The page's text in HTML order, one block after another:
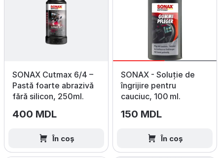
SONAX Cutmax 6/4 –
Pastă foarte abrazivă
fără silicon, 250ml.
400 MDL
În coș
SONAX - Soluție de
îngrijire pentru
cauciuc, 100 ml.
150 MDL
În coș